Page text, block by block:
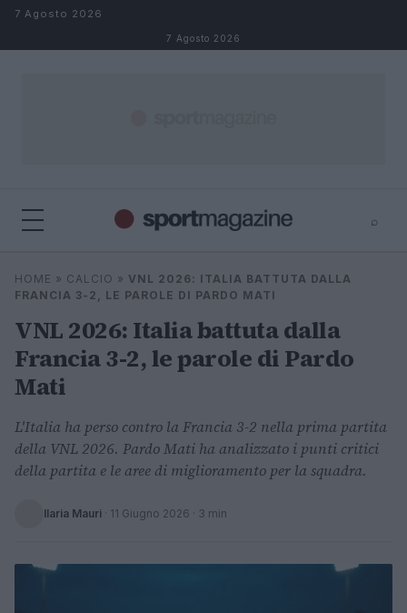
Salta al contenuto
7 Agosto 2026
7 Agosto 2026
⌕
Cerca
HOME » CALCIO » VNL 2026: ITALIA BATTUTA DALLA
FRANCIA 3-2, LE PAROLE DI PARDO MATI
VNL 2026: Italia battuta dalla
Francia 3-2, le parole di Pardo
Mati
L'Italia ha perso contro la Francia 3-2 nella prima partita
della VNL 2026. Pardo Mati ha analizzato i punti critici
della partita e le aree di miglioramento per la squadra.
Ilaria Mauri · 11 Giugno 2026 · 3 min